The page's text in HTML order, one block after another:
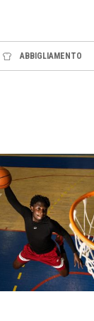
ABBIGLIAMENTO